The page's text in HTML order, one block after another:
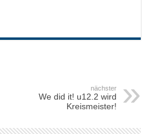
nächster
We did it! u12.2 wird
Kreismeister!